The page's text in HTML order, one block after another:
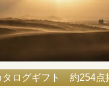
タログギフト 約254点